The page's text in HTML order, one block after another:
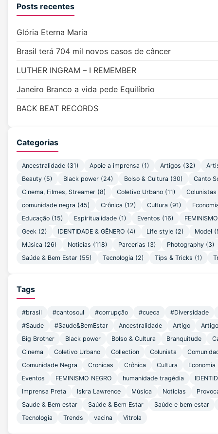
Posts recentes
Glória Eterna Maria
Brasil terá 704 mil novos casos de câncer
LUTHER INGRAM – I REMEMBER
Janeiro Branco a vida pede Equilíbrio
BACK BEAT RECORDS
Categorias
Ancestralidade (31) Apoie a imprensa (1) Artigos (32)
Beauty (5) Black power (24) Bolso & Cultura (30)
Canto
Cinema, Filmes, Streamer (8) Coletivo Urbano (11) Colunistas
comunidade negra (45) Crônica (12) Cultura (91)
Educação (15) Espiritualidade (1) Eventos (16)
Geek (2) IDENTIDADE & GÊNERO (4) Life style (2) Model
Música (26) Noticias (118) Parcerias (3) Photography (3)
Saúde & Bem Estar (55) Tecnologia (2) Tips & Tricks (1)
Tags
#brasil #cantosoul #corrupção #cueca
#Diversidade
#Saude
#Saude&BemEstar Ancestralidade Artigo
Big Brother
Black power Bolso & Cultura Branquitude
Cinema
Coletivo Urbano Collection Colunista
Comunidade Negra
Cronicas Crônica Cultura
Economia
Eventos
FEMINISMO NEGRO humanidade tragédia
Imprensa Preta
Iskra Lawrence Música Noticias
Saude & Bem estar
Saúde & Bem Estar
Saúde e bem estar
Tecnologia
Trends vacina Vitrola